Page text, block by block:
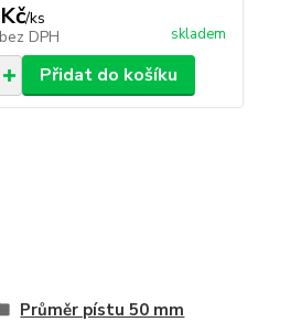
/ks
bez DPH skladem
Přidat do košíku
Průměr pístu 50 mm